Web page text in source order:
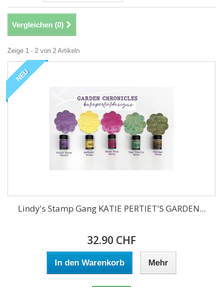
Vergleichen (0)
Zeige 1 - 2 von 2 Artikeln
NEU
Lindy's Stamp Gang KATIE PERTIET'S GARDEN...
32.90 CHF
In den Warenkorb Mehr